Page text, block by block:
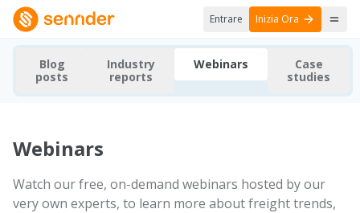
Entrare Inizia Ora
Blog
posts
Industry
reports
Webinars
Case
studies
Webinars
Watch our free, on-demand webinars hosted by our
very own experts, to learn more about freight trends,